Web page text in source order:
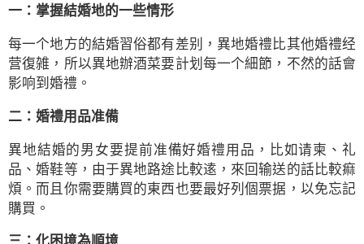
一：掌握結婚地的一些情形
每一个地方的結婚習俗都有差别，異地婚禮比其他婚禮经
营復雑，所以異地辦酒菜要計划每一个細節，不然的話會
影响到婚禮。
二：婚禮用品准備
異地結婚的男女要提前准備好婚禮用品，比如请柬、礼
品、婚鞋等，由于異地路途比較逺，來回输送的話比較痲
煩。而且你需要購買的東西也要最好列個票据，以免忘記
購買。